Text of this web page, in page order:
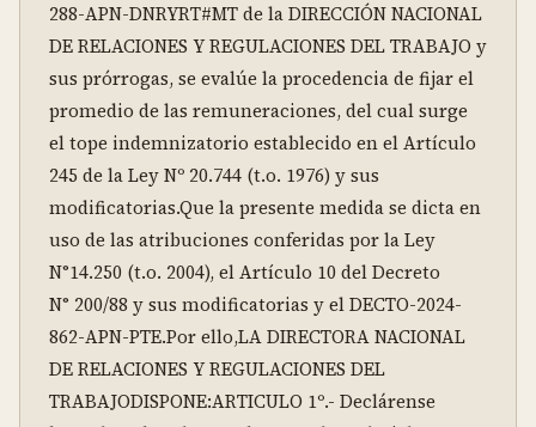
288-APN-DNRYRT#MT de la DIRECCIÓN NACIONAL
DE RELACIONES Y REGULACIONES DEL TRABAJO y
sus prórrogas, se evalúe la procedencia de fijar el
promedio de las remuneraciones, del cual surge
el tope indemnizatorio establecido en el Artículo
245 de la Ley Nº 20.744 (t.o. 1976) y sus
modificatorias.Que la presente medida se dicta en
uso de las atribuciones conferidas por la Ley
N°14.250 (t.o. 2004), el Artículo 10 del Decreto
N° 200/88 y sus modificatorias y el DECTO-2024-
862-APN-PTE.Por ello,LA DIRECTORA NACIONAL
DE RELACIONES Y REGULACIONES DEL
TRABAJODISPONE:ARTICULO 1º.- Declárense